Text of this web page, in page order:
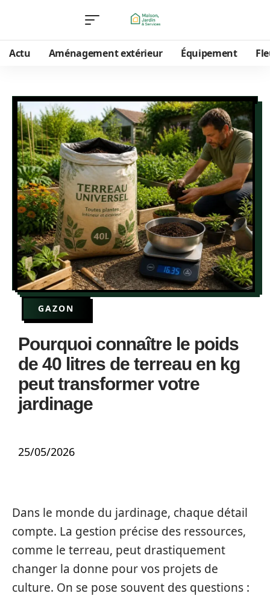
Actu Aménagement extérieur Équipement
GAZON
Pourquoi connaître le poids
de 40 litres de terreau en kg
peut transformer votre
jardinage
25/05/2026
Dans le monde du jardinage, chaque détail
compte. La gestion précise des ressources,
comme le terreau, peut drastiquement
changer la donne pour vos projets de
culture. On se pose souvent des questions :